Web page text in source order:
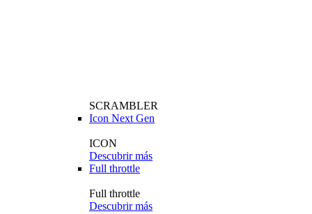
SCRAMBLER
Icon Next Gen
ICON
Descubrir más
Full throttle
Full throttle
Descubrir más